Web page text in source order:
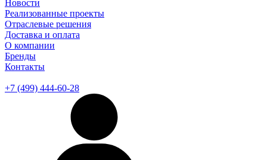
Новости
Реализованные проекты
Отраслевые решения
Доставка и оплата
О компании
Бренды
Контакты
+7 (499) 444-60-28